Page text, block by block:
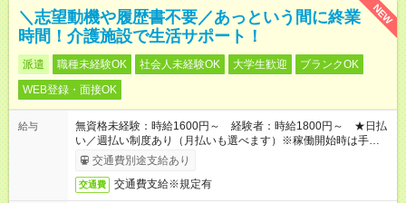
NEW
＼志望動機や履歴書不要／あっという間に終業
時間！介護施設で生活サポート！
派遣 職種未経験OK 社会人未経験OK 大学生歓迎
ブランクOK
WEB登録・面接OK
給与
無資格未経験：時給1600円～ 経験者：時給1800円～ ★日払
い／週払い制度あり（月払いも選べます）※稼働開始時は手続き
完了次第のお支払いとなります。
交通費別途支給あり
交通費 交通費支給※規定有